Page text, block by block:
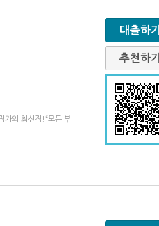
가의 최신작!“모든 부
대출하기
추천하기